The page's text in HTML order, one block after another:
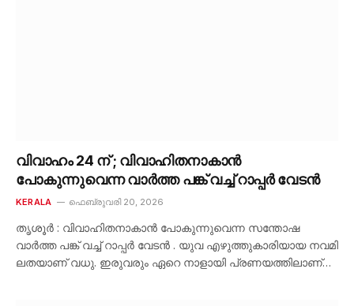
വിവാഹം 24 ന് ; വിവാഹിതനാകാൻ
പോകുന്നുവെന്ന വാർത്ത പങ്ക് വച്ച് റാപ്പർ വേടൻ
KERALA ഫെബ്രുവരി 20, 2026
തൃശൂർ : വിവാഹിതനാകാൻ പോകുന്നുവെന്ന സന്തോഷ
വാർത്ത പങ്ക് വച്ച് റാപ്പർ വേടൻ . യുവ എഴുത്തുകാരിയായ നവമി
ലതയാണ് വധു. ഇരുവരും ഏറെ നാളായി പ്രണയത്തിലാണ്…